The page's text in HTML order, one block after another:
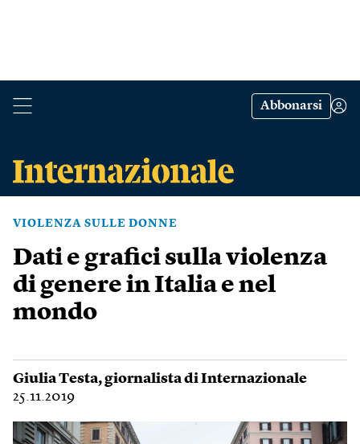
Abbonarsi
VIOLENZA SULLE DONNE
Dati e grafici sulla violenza
di genere in Italia e nel
mondo
Giulia Testa, giornalista di Internazionale
25.11.2019